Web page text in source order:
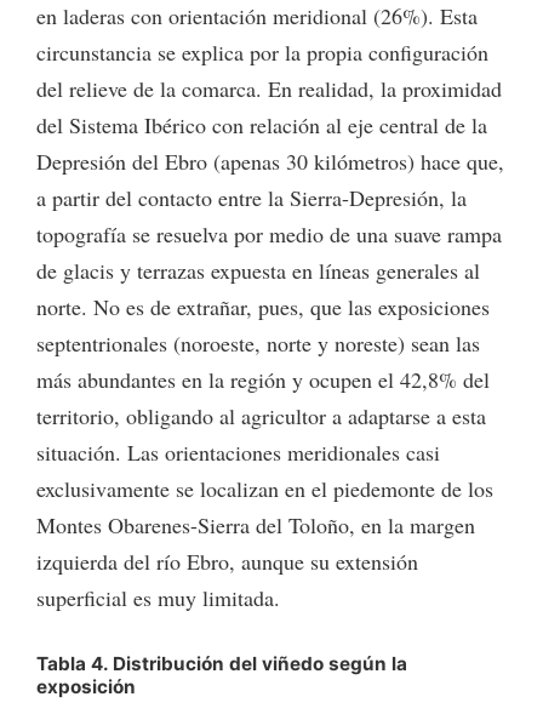
en laderas con orientación meridional (26%). Esta
circunstancia se explica por la propia configuración
del relieve de la comarca. En realidad, la proximidad
del Sistema Ibérico con relación al eje central de la
Depresión del Ebro (apenas 30 kilómetros) hace que,
a partir del contacto entre la Sierra-Depresión, la
topografía se resuelva por medio de una suave rampa
de glacis y terrazas expuesta en líneas generales al
norte. No es de extrañar, pues, que las exposiciones
septentrionales (noroeste, norte y noreste) sean las
más abundantes en la región y ocupen el 42,8% del
territorio, obligando al agricultor a adaptarse a esta
situación. Las orientaciones meridionales casi
exclusivamente se localizan en el piedemonte de los
Montes Obarenes-Sierra del Toloño, en la margen
izquierda del río Ebro, aunque su extensión
superficial es muy limitada.
Tabla 4. Distribución del viñedo según la
exposición